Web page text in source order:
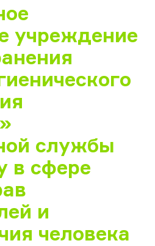
учреждение
службы
в сфере
и
человека